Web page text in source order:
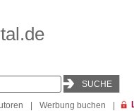
Werbung buchen